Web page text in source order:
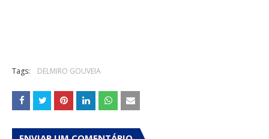
Tags: DELMIRO GOUVEIA